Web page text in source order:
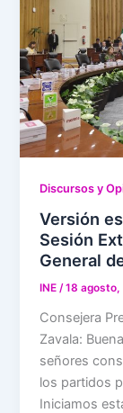
Discursos y
Versión
Sesión
General
INE/18 agosto,
Consejera
Zavala:
señores
los partidos
Iniciamos